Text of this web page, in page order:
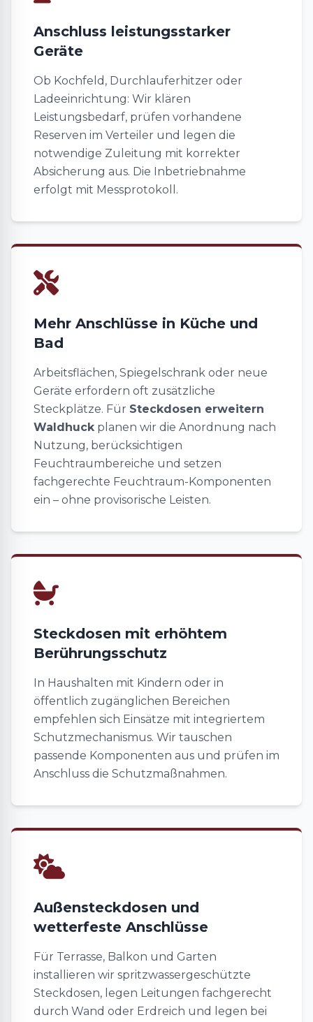
Anschluss leistungsstarker
Geräte
Ob Kochfeld, Durchlauferhitzer oder
Ladeeinrichtung: Wir klären
Leistungsbedarf, prüfen vorhandene
Reserven im Verteiler und legen die
notwendige Zuleitung mit korrekter
Absicherung aus. Die Inbetriebnahme
erfolgt mit Messprotokoll.
Mehr Anschlüsse in Küche und
Bad
Arbeitsflächen, Spiegelschrank oder neue
Geräte erfordern oft zusätzliche
Steckplätze. Für Steckdosen erweitern
Waldhuckplanen wir die Anordnung nach
Nutzung, berücksichtigen
Feuchtraumbereiche und setzen
fachgerechte Feuchtraum-Komponenten
ein – ohne provisorische Leisten.
Steckdosen mit erhöhtem
Berührungsschutz
In Haushalten mit Kindern oder in
öffentlich zugänglichen Bereichen
empfehlen sich Einsätze mit integriertem
Schutzmechanismus. Wir tauschen
passende Komponenten aus und prüfen im
Anschluss die Schutzmaßnahmen.
Außensteckdosen und
wetterfeste Anschlüsse
Für Terrasse, Balkon und Garten
installieren wir spritzwassergeschützte
Steckdosen, legen Leitungen fachgerecht
durch Wand oder Erdreich und legen bei